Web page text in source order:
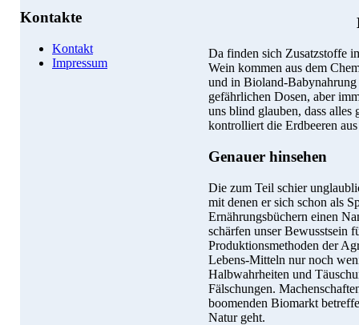
Kontakte
Kontakt
Impressum
Da finden sich Zusatzstoffe
Wein kommen aus dem
und in Bioland-
gefährlichen Dosen, aber
uns blind glauben, dass
kontrolliert die Erdbeeren
Genauer hinsehen
Die zum Teil schier
mit denen er sich schon als
Ernährungsbüchern einen
schärfen unser Bewusstsein
Produktionsmethoden der
Lebens-Mitteln nur noch
Halbwahrheiten und
Fälschungen.
boomenden Biomarkt
Natur geht.